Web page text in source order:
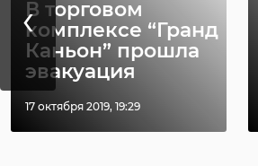
В торговом
комплексе “Гранд
Каньон” прошла
эвакуация
17 октября 2019, 19:29
‹